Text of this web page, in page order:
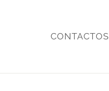
CONTACTOS